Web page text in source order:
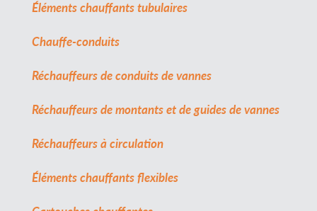
Éléments chauffants tubulaires
Chauffe-conduits
Réchauffeurs de conduits de vannes
Réchauffeurs de montants et de guides de vannes
Réchauffeurs à circulation
Éléments chauffants flexibles